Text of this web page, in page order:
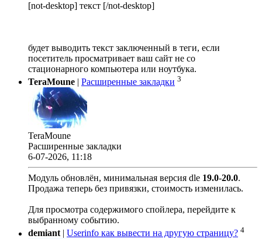
[not-desktop] текст [/not-desktop]
будет выводить текст заключенный в теги, если
посетитель просматривает ваш сайт не со
стационарного компьютера или ноутбука.
TeraMoune
Расширенные закладки 3
TeraMoune
Расширенные закладки
6-07-2026, 11:18
Модуль обновлён, минимальная версия dle 19.0-20.0.
Продажа теперь без привязки, стоимость изменилась.
Для просмотра содержимого спойлера, перейдите к
выбранному событию.
demiant| Userinfo как вывести на другую страницу? 4